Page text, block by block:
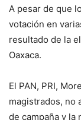
A pesar de que
votación en
resultado de la
Oaxaca.
El PAN, PRI,
magistrados, no
de campaña y la